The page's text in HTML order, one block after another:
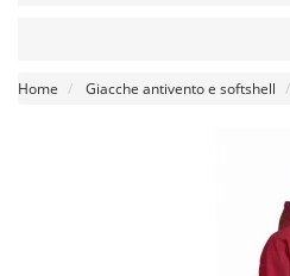
Home Giacche antivento e softshell